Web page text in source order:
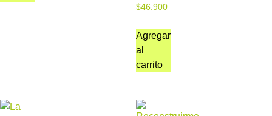
$46.900
Agregar
al
carrito